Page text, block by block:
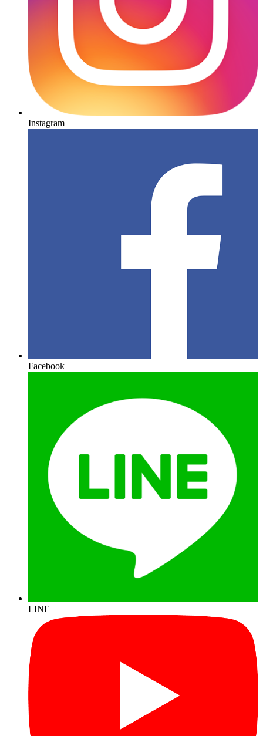
Instagram
Facebook
LINE